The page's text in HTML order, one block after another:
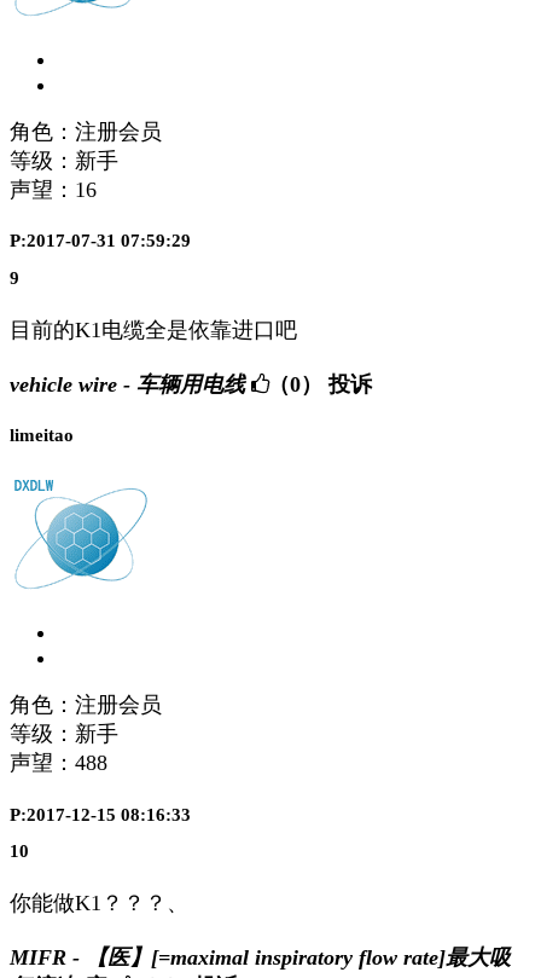
角色：注册会员
等级：新手
声望： 16
P:2017-07-31 07:59:29
9
目前的K1电缆全是依靠进口吧
vehicle wire - 车辆用电线 （0） 投诉
limeitao
角色：注册会员
等级：新手
声望： 488
P:2017-12-15 08:16:33
10
你能做K1？？？、
MIFR - 【医】[=maximal inspiratory flow rate]最大吸